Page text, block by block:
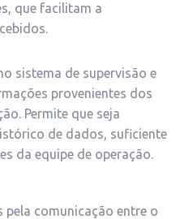
que facilitam a
sistema de supervisão e
provenientes dos
Permite que seja
de dados, suficiente
da equipe de operação.
pela comunicação entre o